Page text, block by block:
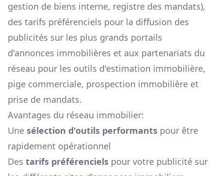
gestion de biens interne, registre des mandats),
des tarifs préférenciels pour la diffusion des
publicités sur les plus grands portails
d'annonces immobilières et aux partenariats du
réseau pour les outils d'estimation immobilière,
pige commerciale, prospection immobilière et
prise de mandats.
Avantages du réseau immobilier:
Une sélection d'outils performants pour être
rapidement opérationnel
Des tarifs préférenciels pour votre publicité sur